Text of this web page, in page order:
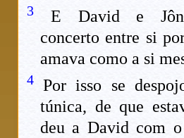
3 E David e
concerto entre si
amava como a si
4 Por isso se
túnica, de que
deu a David com o